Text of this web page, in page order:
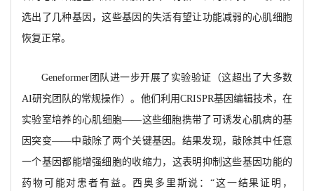
选出了几种基因，这些基因的失活有望让功能减弱的心肌细胞
恢复正常。
Geneformer团队进一步开展了实验验证（这超出了大多数
AI研究团队的常规操作）。他们利用CRISPR基因编辑技术，在
实验室培养的心肌细胞——这些细胞携带了可诱发心肌病的基
因突变——中敲除了两个关键基因。结果发现，敲除其中任意
一个基因都能增强细胞的收缩力，这表明抑制这些基因功能的
药物可能对患者有益。西奥多里斯说：“这一结果证明，